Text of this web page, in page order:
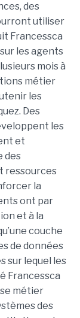
des
utiliser
Francessca
les agents
mois à
métier
les
Des
les
et
des
ressources
la
ont par
et à la
couche
de données
sur lequel les
Francessca
métier
des